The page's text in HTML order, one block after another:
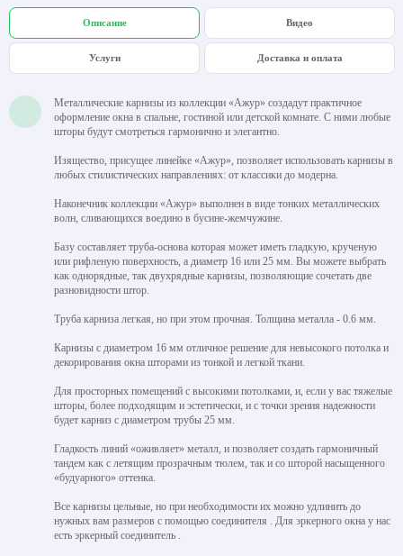
Описание Видео
Услуги Доставка и оплата
Металлические карнизы из коллекции «Ажур» создадут практичное
оформление окна в спальне, гостиной или детской комнате. С ними любые
шторы будут смотреться гармонично и элегантно.
Изящество, присущее линейке «Ажур», позволяет использовать карнизы в
любых стилистических направлениях: от классики до модерна.
Наконечник коллекции «Ажур» выполнен в виде тонких металлических
волн, сливающихся воедино в бусине-жемчужине.
Базу составляет труба-основа которая может иметь гладкую, крученую
или рифленую поверхность, а диаметр 16 или 25 мм. Вы можете выбрать
как однорядные, так двухрядные карнизы, позволяющие сочетать две
разновидности штор.
Труба карниза легкая, но при этом прочная. Толщина металла - 0.6 мм.
Карнизы с диаметром 16 мм отличное решение для невысокого потолка и
декорирования окна шторами из тонкой и легкой ткани.
Для просторных помещений с высокими потолками, и, если у вас тяжелые
шторы, более подходящим и эстетически, и с точки зрения надежности
будет карниз с диаметром трубы 25 мм.
Гладкость линий «оживляет» металл, и позволяет создать гармоничный
тандем как с летящим прозрачным тюлем, так и со шторой насыщенного
«будуарного» оттенка.
Все карнизы цельные, но при необходимости их можно удлинить до
нужных вам размеров с помощью соединителя . Для эркерного окна у нас
есть эркерный соединитель .